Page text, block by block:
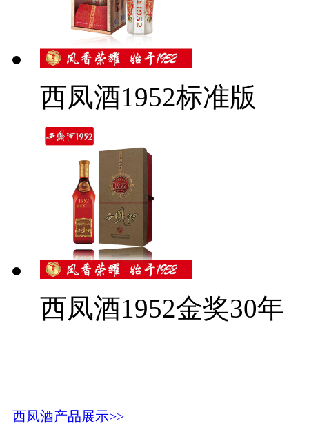
西凤酒1952标准版
西凤酒1952金奖30年
西凤酒产品展示>>